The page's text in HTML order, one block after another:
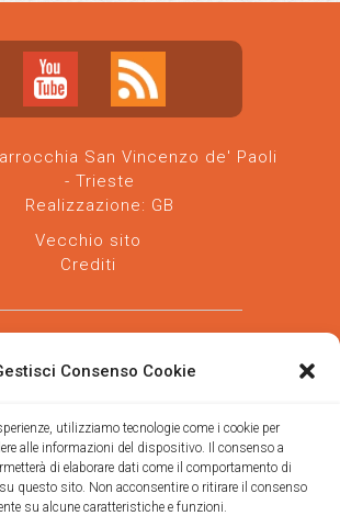
Consenso Cookie
utilizziamo tecnologie come i cookie per
alle informazioni del dispositivo. Il consenso a
di elaborare dati come il comportamento di
questo sito. Non acconsentire o ritirare il consenso
su alcune caratteristiche e funzioni.
San Vincenzo de' Paoli
- Trieste
Realizzazione: GB
Vecchio sito
Crediti
san Vincenzo de' Paoli-Diocesi
di Trieste
da Feltre, 11 (chiesa)